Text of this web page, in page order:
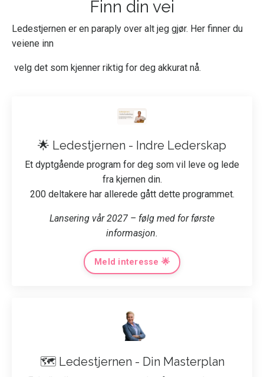
Finn din vei
Ledestjernen er en paraply over alt jeg gjør. Her finner du
veiene inn
velg det som kjenner riktig for deg akkurat nå.
🌟 Ledestjernen - Indre Lederskap
Et dyptgående program for deg som vil leve og lede
fra kjernen din.
200 deltakere har allerede gått dette programmet.
Lansering vår 2027 – følg med for første
informasjon.
Meld interesse 🌟
🗺️ Ledestjernen - Din Masterplan